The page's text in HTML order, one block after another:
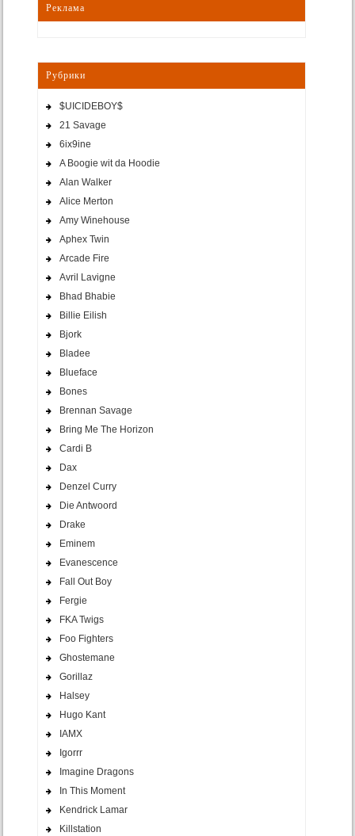
Реклама
Рубрики
$UICIDEBOY$
21 Savage
6ix9ine
A Boogie wit da Hoodie
Alan Walker
Alice Merton
Amy Winehouse
Aphex Twin
Arcade Fire
Avril Lavigne
Bhad Bhabie
Billie Eilish
Bjork
Bladee
Blueface
Bones
Brennan Savage
Bring Me The Horizon
Cardi B
Dax
Denzel Curry
Die Antwoord
Drake
Eminem
Evanescence
Fall Out Boy
Fergie
FKA Twigs
Foo Fighters
Ghostemane
Gorillaz
Halsey
Hugo Kant
IAMX
Igorrr
Imagine Dragons
In This Moment
Kendrick Lamar
Killstation